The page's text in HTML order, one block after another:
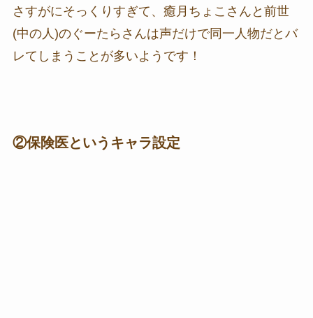
さすがにそっくりすぎて、癒月ちょこさんと前世
(中の人)のぐーたらさんは声だけで同一人物だとバ
レてしまうことが多いようです！
②保険医というキャラ設定